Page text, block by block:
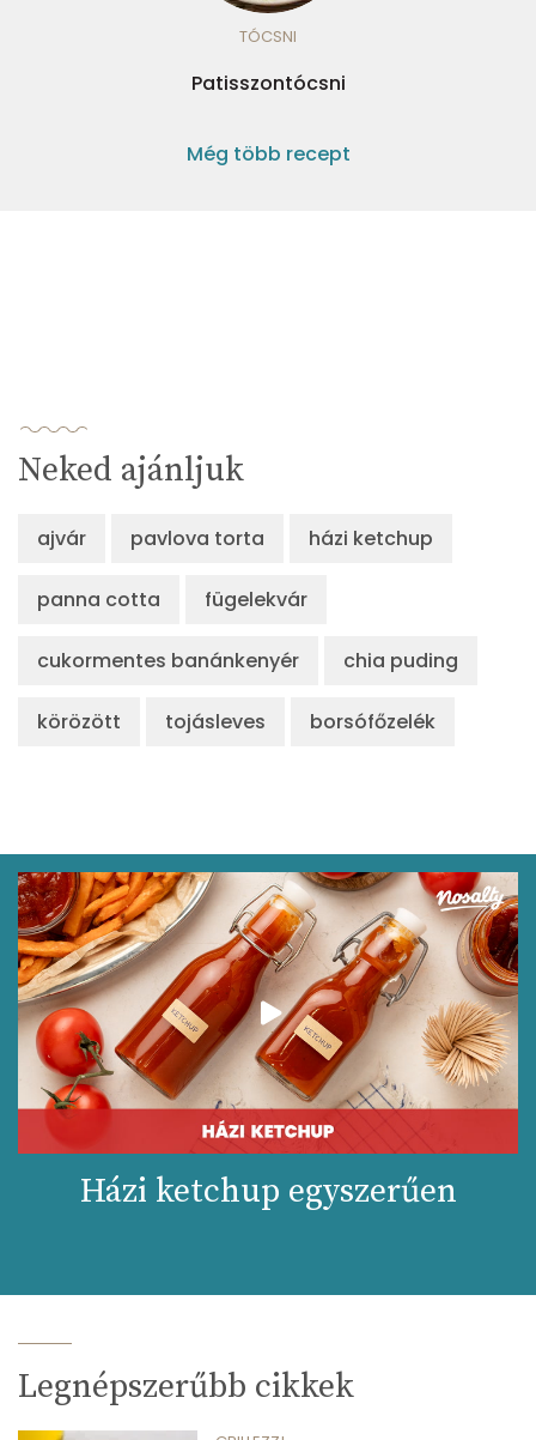
TÓCSNI
Patisszontócsni
Még több recept
Neked ajánljuk
ajvár pavlova torta házi ketchup
panna cotta fügelekvár
cukormentes banánkenyér chia puding
körözött tojásleves borsófőzelék
Házi ketchup egyszerűen
Legnépszerűbb cikkek